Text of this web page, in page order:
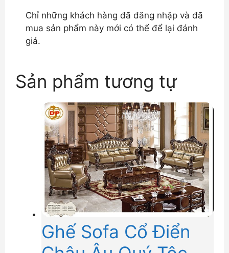
Chỉ những khách hàng đã đăng nhập và đã
mua sản phẩm này mới có thể để lại đánh
giá.
Sản phẩm tương tự
Ghế Sofa Cổ Điển